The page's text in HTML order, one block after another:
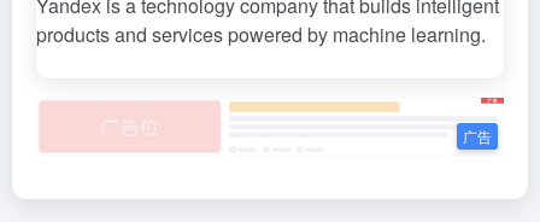
products and services powered by machine learning.